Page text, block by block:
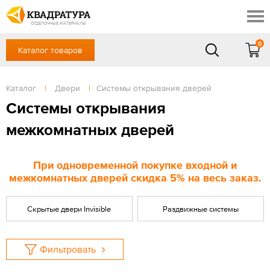
ОТДЕЛОЧНЫЕ МАТЕРИАЛЫ
Профи
Акции
Готовые решения
Доставка и оплата
Отзывы
+7 918 999 1656
Сб, Вс — выходной
ЗАКАЗАТЬ ЗВОНОК
Каталог товаров
0
Каталог | Двери | Системы открывания дверей
Системы открывания
межкомнатных дверей
При одновременной покупке входной и
межкомнатных дверей скидка 5% на весь заказ.
Скрытые двери Invisible Раздвижные системы
Фильтровать